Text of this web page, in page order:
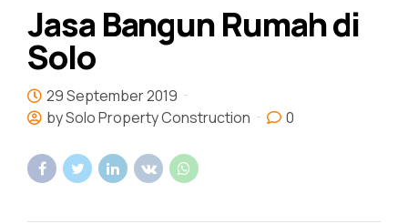
Jasa Bangun Rumah di
Solo
29 September 2019
by Solo Property Construction
0